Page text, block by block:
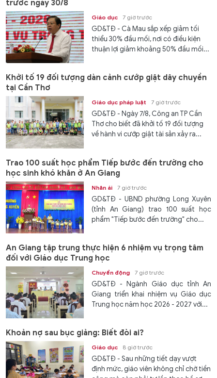
trước ngày 30/8
Giáo dục 7 giờ trước
GD&TĐ - Cà Mau sắp xếp giảm tối
thiểu 30% đầu mối, nơi có điều kiện
thuận lợi giảm khoảng 50% đầu mối...
Khởi tố 19 đối tượng dàn cảnh cướp giật dây chuyền
tại Cần Thơ
Giáo dục pháp luật 7 giờ trước
GD&TĐ - Ngày 7/8, Công an TP Cần
Thơ cho biết đã khởi tố 19 đối tượng
về hành vi cướp giật tài sản xảy ra...
Trao 100 suất học phẩm Tiếp bước đến trường cho
học sinh khó khăn ở An Giang
Nhân ái 7 giờ trước
GD&TĐ - UBND phường Long Xuyên
(tỉnh An Giang) trao 100 suất học
phẩm "Tiếp bước đến trường" cho...
An Giang tập trung thực hiện 6 nhiệm vụ trọng tâm
đối với Giáo dục Trung học
Chuyển động 7 giờ trước
GD&TĐ - Ngành Giáo dục tỉnh An
Giang triển khai nhiệm vụ Giáo dục
Trung học năm học 2026 - 2027 với...
Khoản nợ sau bục giảng: Biết đòi ai?
Giáo dục 8 giờ trước
GD&TĐ - Sau những tiết dạy vượt
định mức, giáo viên không chỉ chờ tiền